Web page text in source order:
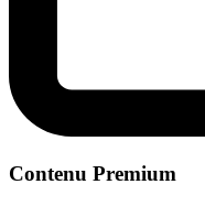
Contenu Premium